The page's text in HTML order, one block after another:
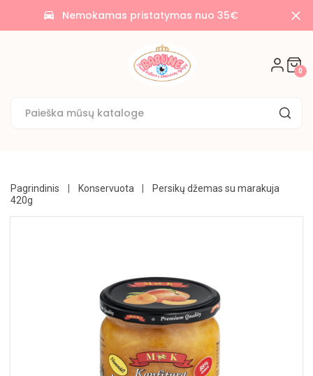
time_to_leave Nemokamas pristatymas nuo 35€
0
AKCIJOS
🌟
SAUSAINIAI
UŽKANDŽIAI
GĖRIMAI
KONSERVUOTA
MAISTAS
RINKINIAI
Pagrindinis Konservuota
Persikų džemas su marakuja
420g